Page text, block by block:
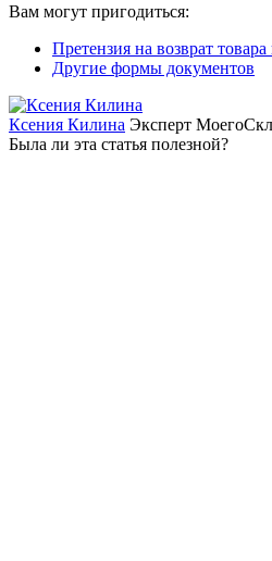
Вам могут пригодиться:
Претензия на возврат
Другие формы документов
Ксения Килина Эксперт
Была ли эта статья полезной?